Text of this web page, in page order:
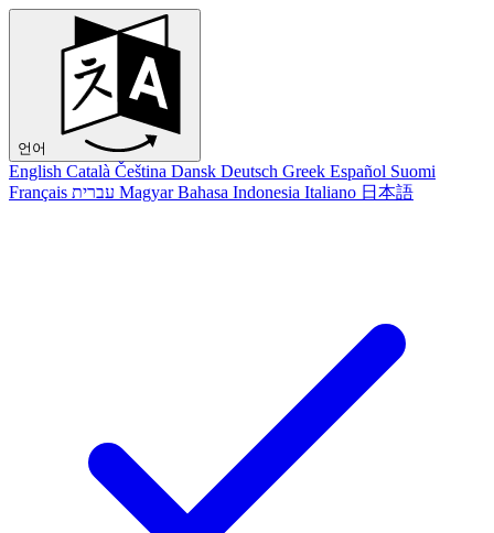
언어
English Català Čeština Dansk Deutsch Greek Español Suomi
Français עברית Magyar Bahasa Indonesia Italiano 日本語